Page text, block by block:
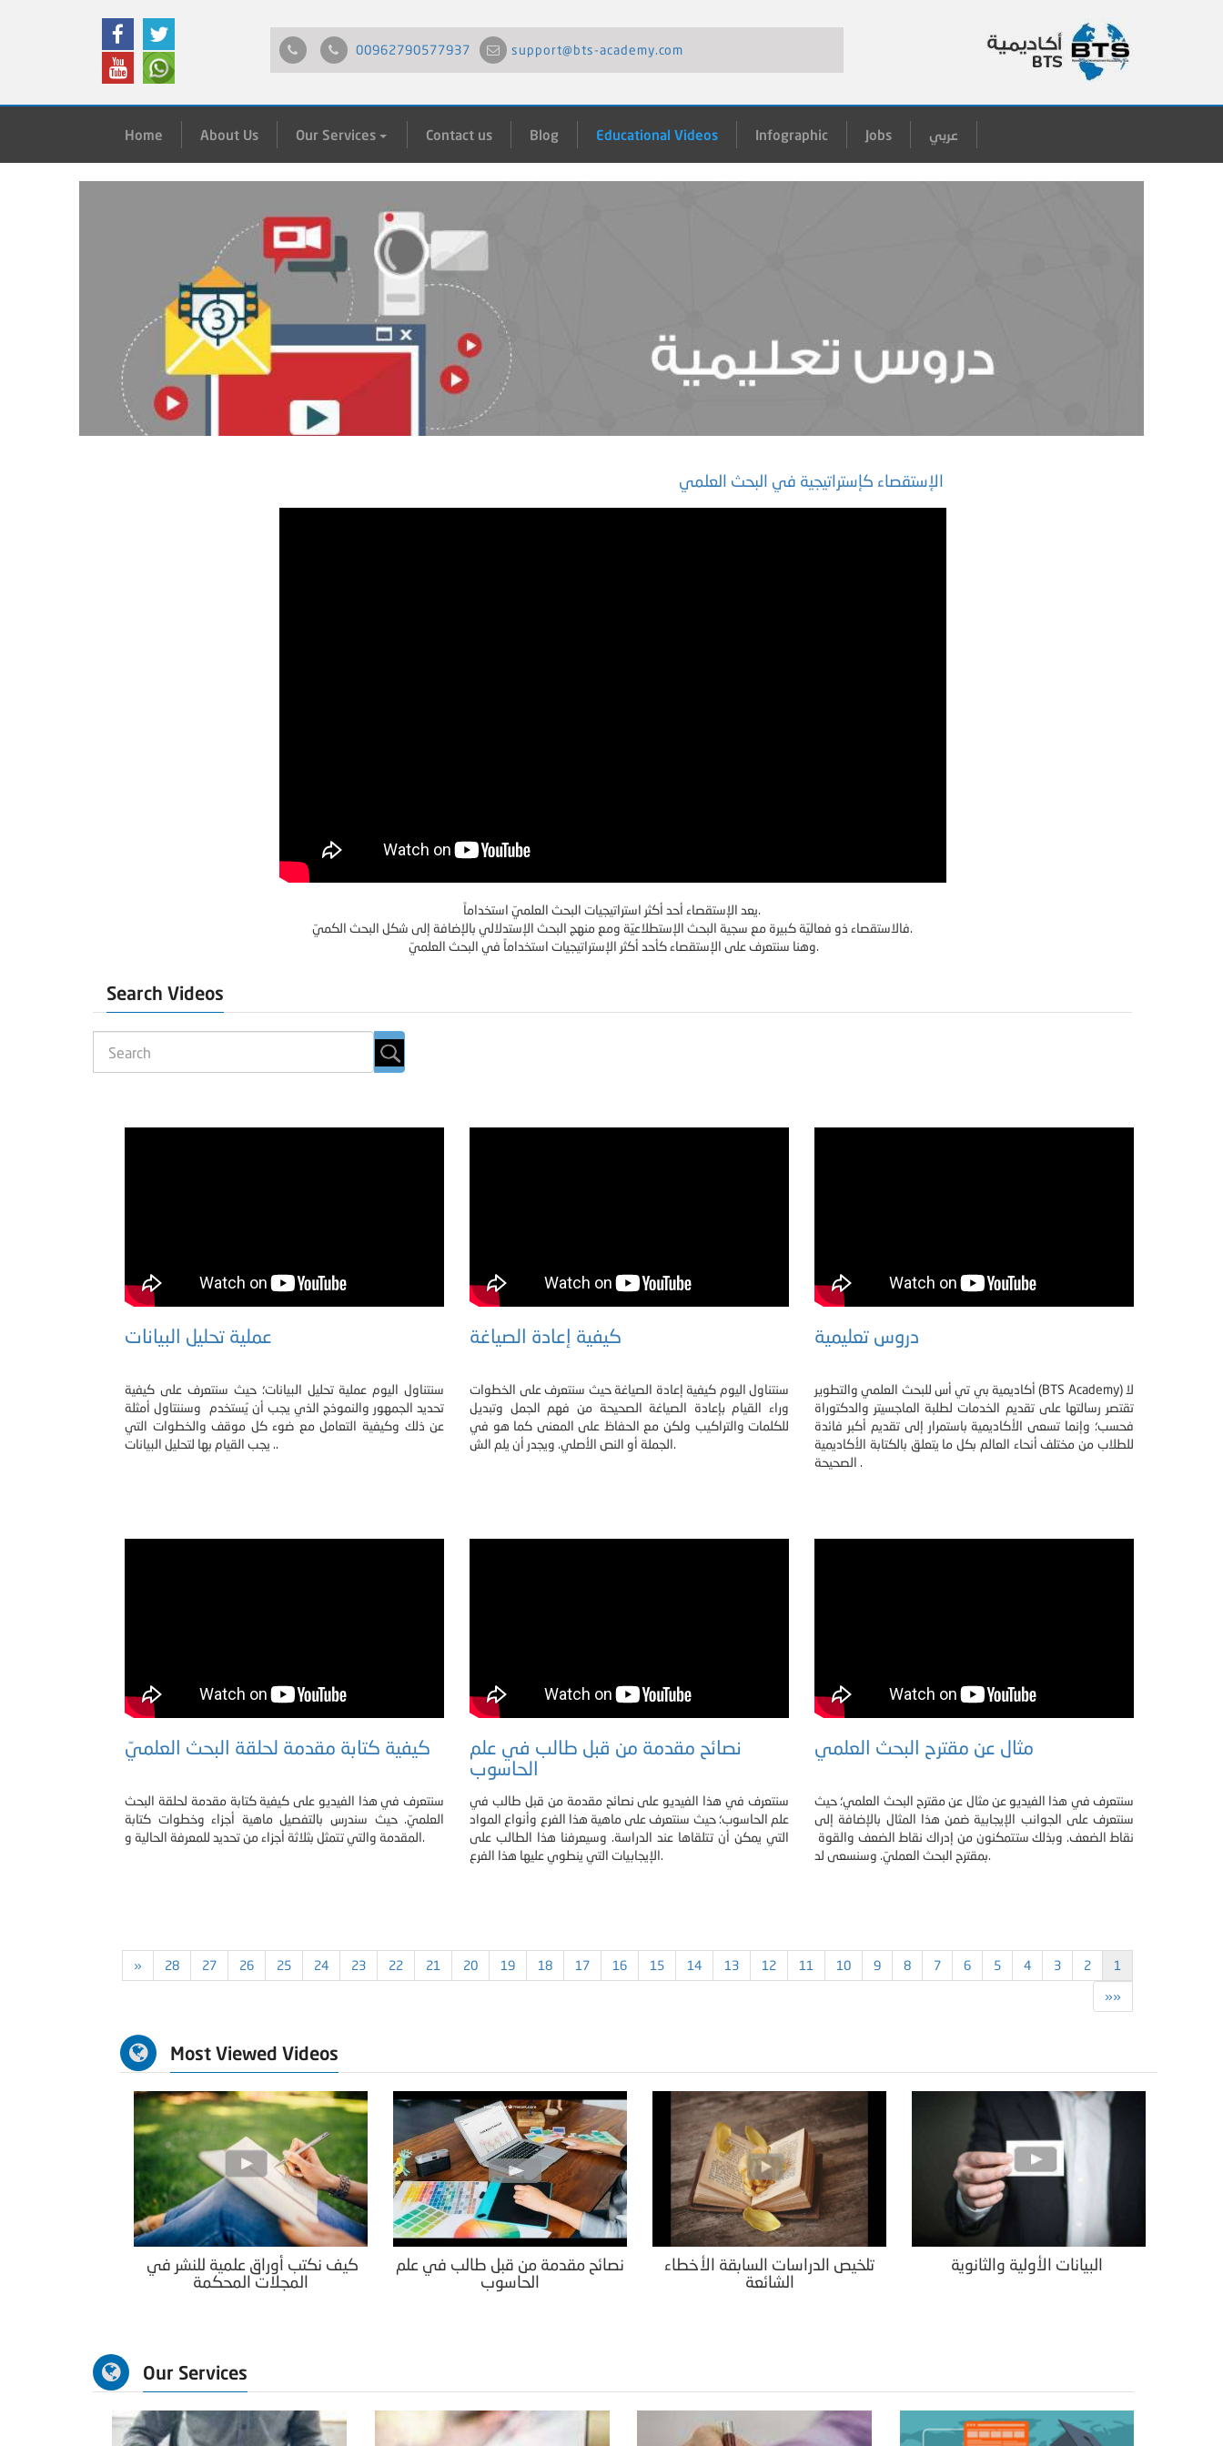
00962790577937 support@bts-academy.com
Home About Us Our Services Contact us Blog Educational Videos Infographic Jobs عربي
يعد الإستقصاء أحد أكثر استراتيجيات البحث العلميّ استخداماً.
فالاستقصاء ذو فعاليّة كبيرة مع سجية البحث الإستطلاعيّة ومع منهج البحث الإستدلالي بالإضافة إلى شكل البحث الكميّ.
وهنا سنتعرف على الإستقصاء كأحد أكثر الإستراتيجيات استخداماً في البحث العلميّ.
Search Videos
دروس تعليمية
أكاديمية بي تي أس للبحث العلمي والتطوير (BTS Academy) لا
تقتصر رسالتها على تقديم الخدمات لطلبة الماجسيتر والدكتوراة
فحسب؛ وإنما تسعى الأكاديمية باستمرار إلى تقديم أكبر فائدة
للطلاب من مختلف أنحاء العالم بكل ما يتعلق بالكتابة الأكاديمية
الصحيحة .
كيفية إعادة الصياغة
سنتناول اليوم كيفية إعادة الصياغة حيث سنتعرف على الخطوات
وراء القيام بإعادة الصياغة الصحيحة من فهم الجمل وتبديل
للكلمات والتراكيب ولكن مع الحفاظ على المعنى كما هو في
الجملة أو النص الأصلي. ويجدر أن يلم الش.
عملية تحليل البيانات
سنتناول اليوم عملية تحليل البيانات؛ حيث سنتعرف على كيفية
تحديد الجمهور والنموذج الذي يجب أن يُستخدم وسننتاول أمثلة
عن ذلك وكيفية التعامل مع ضوء كل موقف والخطوات التي
يجب القيام بها لتحليل البيانات ..
مثال عن مقترح البحث العلمي
سنتعرف في هذا الفيديو عن مثال عن مقترح البحث العلمي؛ حيث
سنتعرف على الجوانب الإيجابية ضمن هذا المثال بالإضافة إلى
نقاط الضعف. وبذلك ستتمكنون من إدراك نقاط الضعف والقوة
بمقترح البحث العمليّ. وسنسعى لد.
نصائح مقدمة من قبل طالب في علم
الحاسوب
سنتعرف في هذا الفيديو على نصائح مقدمة من قبل طالب في
علم الحاسوب؛ حيث سنتعرف على ماهية هذا الفرع وأنواع المواد
التي يمكن أن تتلقاها عند الدراسة. وسيعرفنا هذا الطالب على
الإيجابيات التي ينطوي عليها هذا الفرع.
كيفية كتابة مقدمة لحلقة البحث العلميّ
سنتعرف في هذا الفيديو على كيفية كتابة مقدمة لحلقة البحث
العلميّ. حيث سندرس بالتفصيل ماهية أجزاء وخطوات كتابة
المقدمة والتي تتمثل بثلاثة أجزاء من تحديد للمعرفة الحالية و.
1
2
3
4
5
6
7
8
9
10
11
12
13
14
15
16
17
18
19
20
21
22
23
24
25
26
27
28
»
»»
Most Viewed Videos
تلخيص الدراسات السابقة الأخطاء
الشائعة
نصائح مقدمة من قبل طالب في علم
الحاسوب
المجلات المحكمة
Our Services